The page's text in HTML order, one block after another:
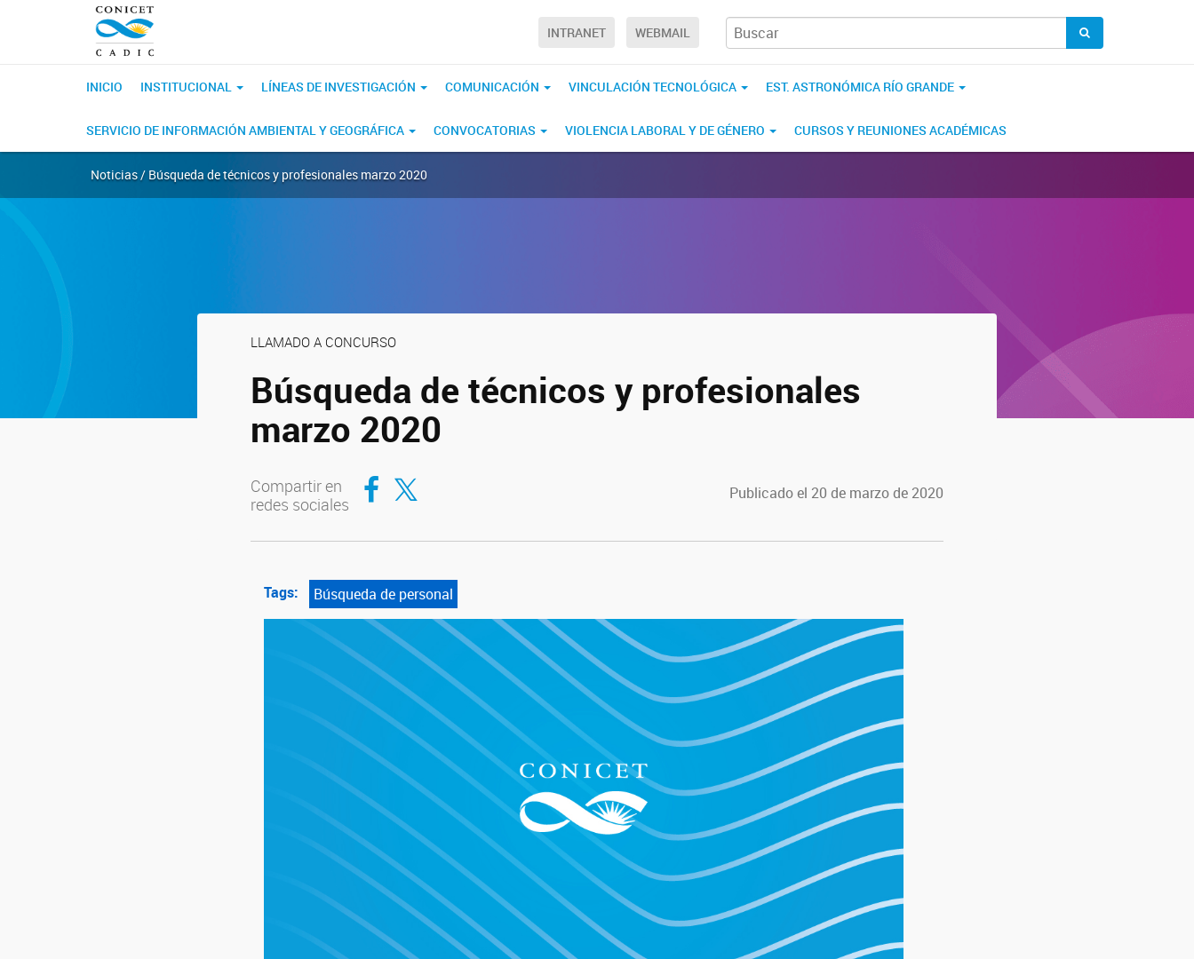
INTRANET WEBMAIL
INICIO INSTITUCIONAL LÍNEAS DE INVESTIGACIÓN COMUNICACIÓN VINCULACIÓN TECNOLÓGICA EST. ASTRONÓMICA RÍO GRANDE
SERVICIO DE INFORMACIÓN AMBIENTAL Y GEOGRÁFICA CONVOCATORIAS VIOLENCIA LABORAL Y DE GÉNERO CURSOS Y REUNIONES ACADÉMICAS
Noticias / Búsqueda de técnicos y profesionales marzo 2020
LLAMADO A CONCURSO
Búsqueda de técnicos y profesionales
marzo 2020
Compartir en
redes sociales
Compartir en Facebook
Compartir en Twitter Publicado el 20 de marzo de 2020
Tags: Búsqueda de personal